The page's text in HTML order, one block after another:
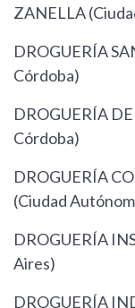
ZANELLA
DROGUERÍA
Córdoba)
DROGUERÍA
Córdoba)
DROGUERÍA
(Ciudad
DROGUERÍA
Aires)
DROGUERÍA